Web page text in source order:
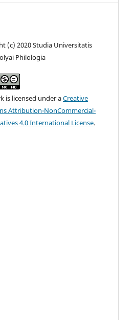
(c) 2020 Studia Universitatis
Philologia
is licensed under aCreative
Attribution-NonCommercial-
4.0 International License.